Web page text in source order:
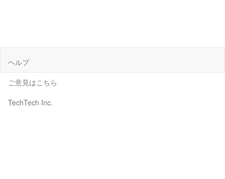
ヘルプ
ご意見はこちら
TechTech Inc.